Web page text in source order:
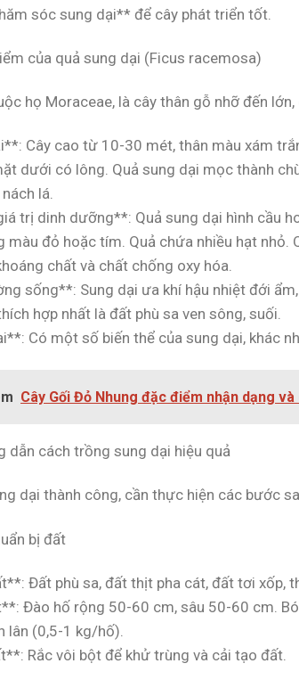
sóc sung dại** để cây phát triển tốt.
của quả sung dại (Ficus racemosa)
họ Moraceae, là cây thân gỗ nhỡ đến
Cây cao từ 10-30 mét, thân màu xám
dưới có lông. Quả sung dại mọc thành
lá.
trị dinh dưỡng**: Quả sung dại hình cầu
màu đỏ hoặc tím. Quả chứa nhiều hạt
chất và chất chống oxy hóa.
sống**: Sung dại ưa khí hậu nhiệt đới
hợp nhất là đất phù sa ven sông, suối.
Có một số biến thể của sung dại, khác
Cây Gối Đỏ Nhung đặc điểm nhận dạng
dẫn cách trồng sung dại hiệu quả
dại thành công, cần thực hiện các bước
bị đất
Đất phù sa, đất thịt pha cát, đất tơi xốp,
Đào hố rộng 50-60 cm, sâu 50-60 cm.
lân (0,5-1 kg/hố).
Rắc vôi bột để khử trùng và cải tạo đất.